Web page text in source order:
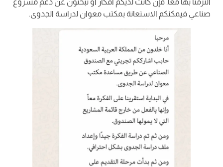
التزمنا بها معًا. فإن كانت لديكم أفكار أو تبحثون عن دعم مشروع
صناعي فيمكنكم الاستعانة بمكتب معوان لدراسة الجدوى.